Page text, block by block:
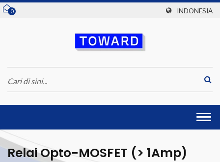
0 INDONESIA
Relai Opto-MOSFET (> 1Amp)